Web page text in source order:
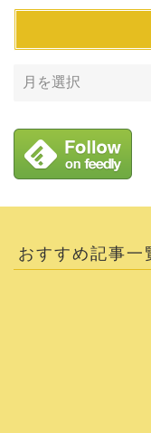
おすすめ記事一